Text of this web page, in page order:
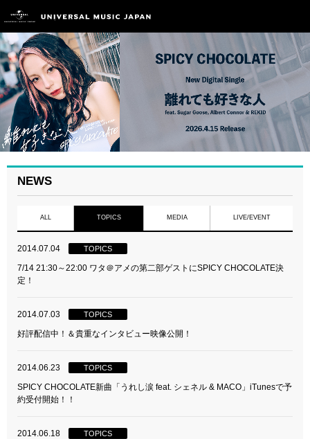
NEWS
ALL TOPICS MEDIA LIVE/EVENT
2014.07.04 TOPICS
7/14 21:30～22:00 ワタ＠アメの第二部ゲストにSPICY CHOCOLATE決
定！
2014.07.03 TOPICS
好評配信中！＆貴重なインタビュー映像公開！
2014.06.23 TOPICS
SPICY CHOCOLATE新曲「うれし涙 feat. シェネル & MACO」iTunesで予
約受付開始！！
2014.06.18 TOPICS